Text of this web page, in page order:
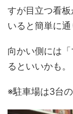
すが目立つ看
いると簡単に通
向かい側には
るといいかも。
※駐車場は3台